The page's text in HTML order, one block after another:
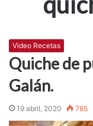
Video Recetas
Quiche de
Galán.
19 abril, 2020 765